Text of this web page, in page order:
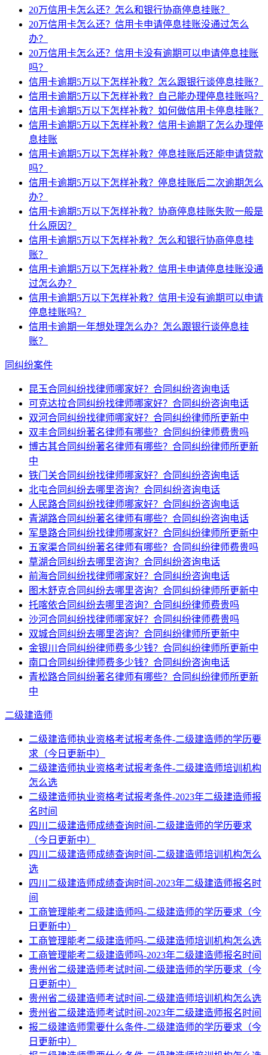
20万信用卡怎么还？怎么和银行协商停息挂账？
20万信用卡怎么还？信用卡申请停息挂账没通过怎么
办？
20万信用卡怎么还？信用卡没有逾期可以申请停息挂账
吗？
信用卡逾期5万以下怎样补救？怎么跟银行谈停息挂账？
信用卡逾期5万以下怎样补救？自己能办理停息挂账吗？
信用卡逾期5万以下怎样补救？如何做信用卡停息挂账？
信用卡逾期5万以下怎样补救？信用卡逾期了怎么办理停
息挂账
信用卡逾期5万以下怎样补救？停息挂账后还能申请贷款
吗？
信用卡逾期5万以下怎样补救？停息挂账后二次逾期怎么
办？
信用卡逾期5万以下怎样补救？协商停息挂账失败一般是
什么原因？
信用卡逾期5万以下怎样补救？怎么和银行协商停息挂
账？
信用卡逾期5万以下怎样补救？信用卡申请停息挂账没通
过怎么办？
信用卡逾期5万以下怎样补救？信用卡没有逾期可以申请
停息挂账吗？
信用卡逾期一年想处理怎么办？怎么跟银行谈停息挂
账？
同纠纷案件
昆玉合同纠纷找律师哪家好？合同纠纷咨询电话
可克达拉合同纠纷找律师哪家好？合同纠纷咨询电话
双河合同纠纷找律师哪家好？合同纠纷律师所更新中
双丰合同纠纷著名律师有哪些？合同纠纷律师费贵吗
博古其合同纠纷著名律师有哪些？合同纠纷律师所更新
中
铁门关合同纠纷找律师哪家好？合同纠纷咨询电话
北屯合同纠纷去哪里咨询？合同纠纷咨询电话
人民路合同纠纷找律师哪家好？合同纠纷咨询电话
青湖路合同纠纷著名律师有哪些？合同纠纷咨询电话
军垦路合同纠纷找律师哪家好？合同纠纷律师所更新中
五家渠合同纠纷著名律师有哪些？合同纠纷律师费贵吗
草湖合同纠纷去哪里咨询？合同纠纷咨询电话
前海合同纠纷找律师哪家好？合同纠纷咨询电话
图木舒克合同纠纷去哪里咨询？合同纠纷律师所更新中
托喀依合同纠纷去哪里咨询？合同纠纷律师费贵吗
沙河合同纠纷找律师哪家好？合同纠纷律师费贵吗
双城合同纠纷去哪里咨询？合同纠纷律师所更新中
金银川合同纠纷律师费多少钱？合同纠纷律师所更新中
南口合同纠纷律师费多少钱？合同纠纷咨询电话
青松路合同纠纷著名律师有哪些？合同纠纷律师所更新
中
二级建造师
二级建造师执业资格考试报考条件-二级建造师的学历要
求（今日更新中）
二级建造师执业资格考试报考条件-二级建造师培训机构
怎么选
二级建造师执业资格考试报考条件-2023年二级建造师报
名时间
四川二级建造师成绩查询时间-二级建造师的学历要求
（今日更新中）
四川二级建造师成绩查询时间-二级建造师培训机构怎么
选
四川二级建造师成绩查询时间-2023年二级建造师报名时
间
工商管理能考二级建造师吗-二级建造师的学历要求（今
日更新中）
工商管理能考二级建造师吗-二级建造师培训机构怎么选
工商管理能考二级建造师吗-2023年二级建造师报名时间
贵州省二级建造师考试时间-二级建造师的学历要求（今
日更新中）
贵州省二级建造师考试时间-二级建造师培训机构怎么选
贵州省二级建造师考试时间-2023年二级建造师报名时间
报二级建造师需要什么条件-二级建造师的学历要求（今
日更新中）